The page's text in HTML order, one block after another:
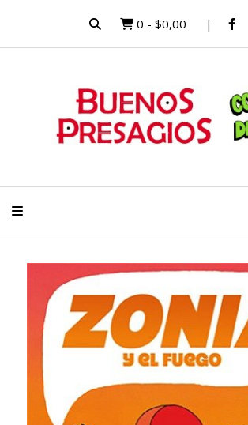
0 - $0,00